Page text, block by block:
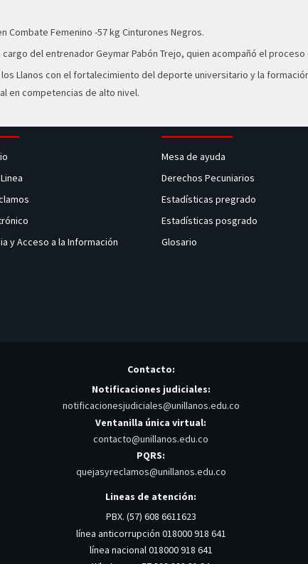
Combate Femenino -57 kg Cinturones Negros.
del entrenador Geymar Pabón Trejo, quien acompañó el
Llanos con el fortalecimiento del deporte universitario y la
en competencias de alto nivel.
y Acceso a la Información
Mesa de ayuda
Derechos Pecuniarios
Estadísticas pregrado
Estadísticas posgrado
Glosario
Contacto:
Notificaciones judiciales:
notificacionesjudiciales@unillanos.edu.co
Ventanilla única virtual:
contacto@unillanos.edu.co
PQRS:
quejasyreclamos@unillanos.edu.co
Lineas de atención:
PBX. (57) 608 6611623
línea anticorrupción 018000 918 641
línea nacional 018000 918 641